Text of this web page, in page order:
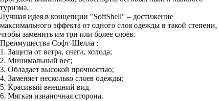
туризма.
Лучшая идея в концепции "SoftShell" – достижение
максимального эффекта от одного слоя одежды в такой степени,
чтобы заменить им три или более слоёв.
Преимущества Софт-Шелла :
1. Защита от ветра, снега, холода;
2. Минимальный вес;
3. Обладает высокой прочностью;
4. Заменяет несколько слоев одежды;
5. Красивый внешний вид.
6. Мягкая изнаночная сторона.